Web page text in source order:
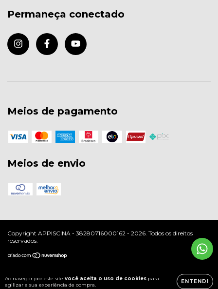
Ao navegar por este site você aceita o uso de cookies para
agilizar a sua experiência de compra.
ENTENDI
Permaneça conectado
Meios de pagamento
Meios de envio
Copyright APPISCINA - 38280716000162 - 2026. Todos os direitos
reservados.